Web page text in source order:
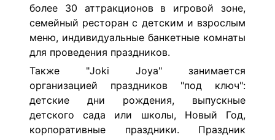
более 30 аттракционов в игровой зоне,
семейный ресторан с детским и взрослым
меню, индивидуальные банкетные комнаты
для проведения праздников.
Также "Joki Joya" занимается
организацией праздников "под ключ":
детские дни рождения, выпускные
детского сада или школы, Новый Год,
корпоративные праздники. Праздник